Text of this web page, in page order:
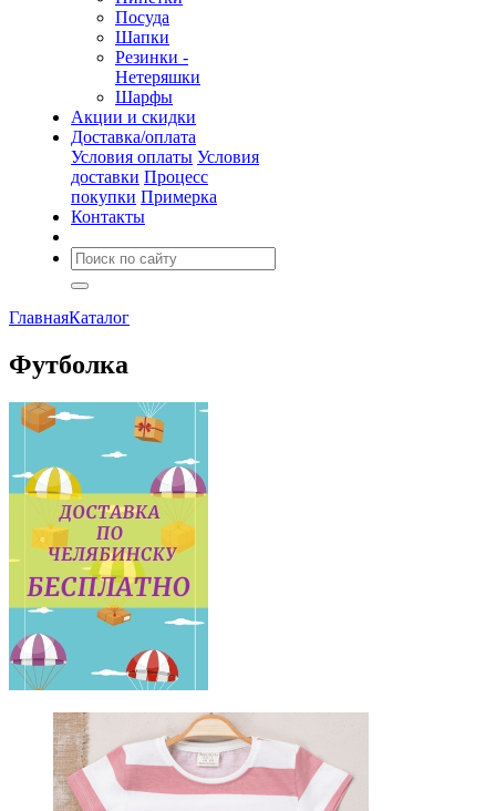
Посуда
Шапки
Резинки -
Нетеряшки
Шарфы
Акции и скидки
Доставка/оплата
Условия оплаты Условия
доставки Процесс
покупки Примерка
Контакты
ГлавнаяКаталог
Футболка